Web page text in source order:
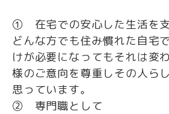
① 在宅での安心した生活を
どんな方でも住み慣れた自宅
けが必要になってもそれは変
様のご意向を尊重しその人ら
思っています。
② 専門職として